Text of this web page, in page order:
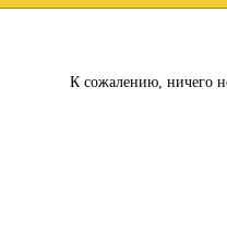
К сожалению, ничего